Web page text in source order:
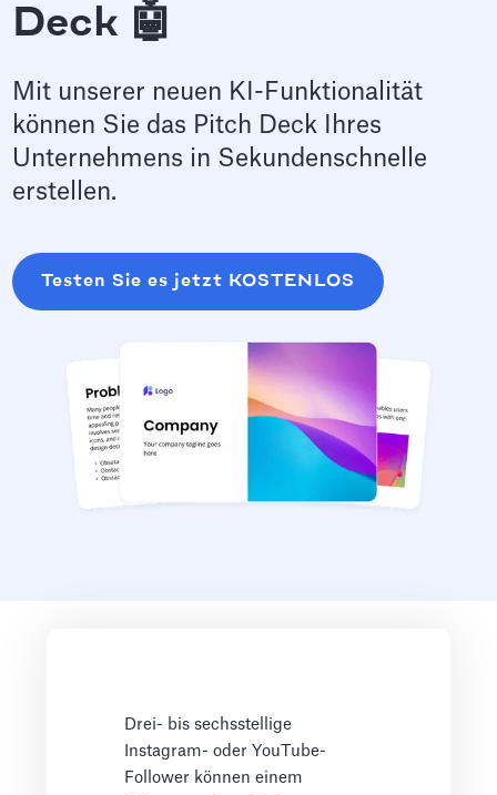
Deck 🤖
Mit unserer neuen KI-Funktionalität
können Sie das Pitch Deck Ihres
Unternehmens in Sekundenschnelle
erstellen.
Testen Sie es jetzt KOSTENLOS
Drei- bis sechsstellige
Instagram- oder YouTube-
Follower können einem